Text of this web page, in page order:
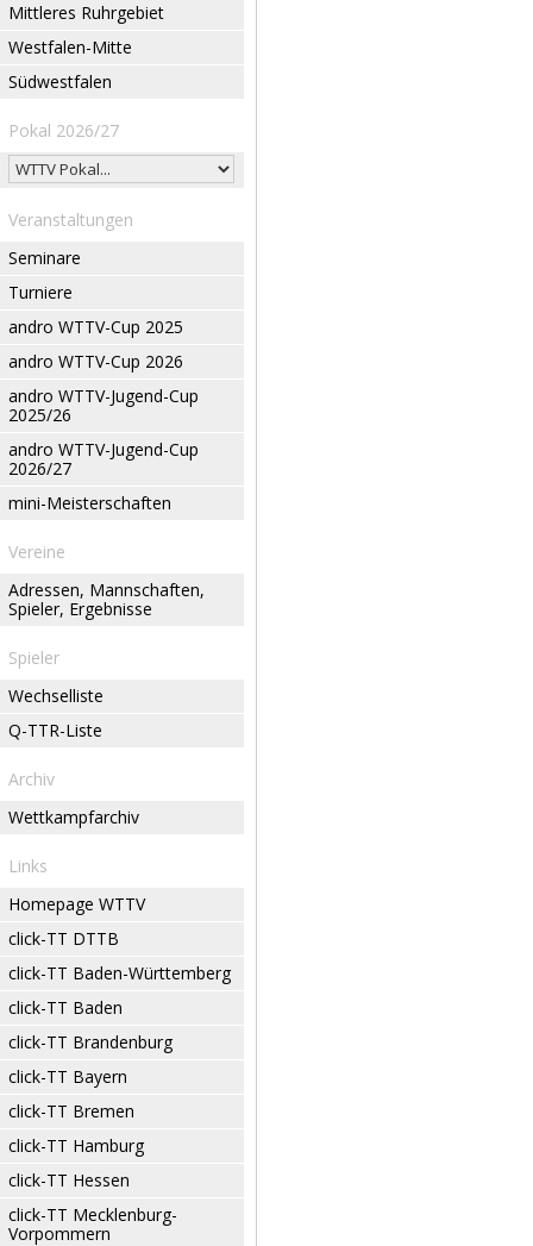
Mittleres Ruhrgebiet
Westfalen-Mitte
Südwestfalen
Pokal 2026/27
Veranstaltungen
Seminare
Turniere
andro WTTV-Cup 2025
andro WTTV-Cup 2026
andro WTTV-Jugend-Cup
2025/26
andro WTTV-Jugend-Cup
2026/27
mini-Meisterschaften
Vereine
Adressen, Mannschaften,
Spieler, Ergebnisse
Spieler
Wechselliste
Q-TTR-Liste
Archiv
Wettkampfarchiv
Links
Homepage WTTV
click-TT DTTB
click-TT Baden-Württemberg
click-TT Baden
click-TT Brandenburg
click-TT Bayern
click-TT Bremen
click-TT Hamburg
click-TT Hessen
click-TT Mecklenburg-
Vorpommern